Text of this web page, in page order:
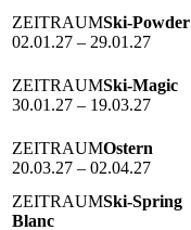
Ski-Powder
02.01.27 – 29.01.27
Ski-Magic
30.01.27 – 19.03.27
Ostern
20.03.27 – 02.04.27
Ski-Spring
Blanc